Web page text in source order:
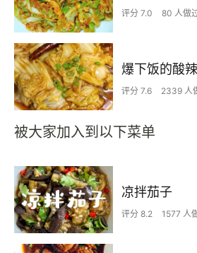
评分 7.0 80 人做
爆下饭的酸
评分 7.6 2339 人
被大家加入到以下菜单
凉拌茄子
评分 8.2 1577 人